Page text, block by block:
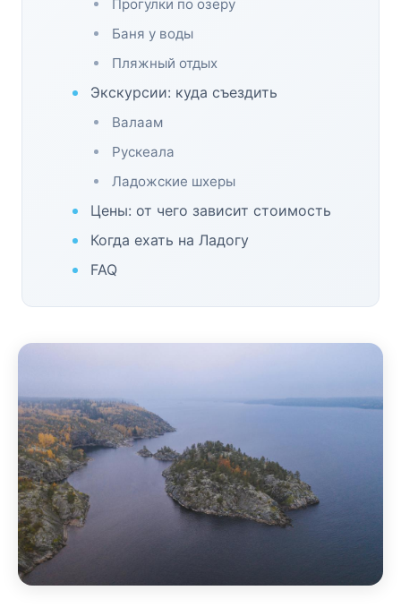
Прогулки по озеру
Баня у воды
Пляжный отдых
Экскурсии: куда съездить
Валаам
Рускеала
Ладожские шхеры
Цены: от чего зависит стоимость
Когда ехать на Ладогу
FAQ